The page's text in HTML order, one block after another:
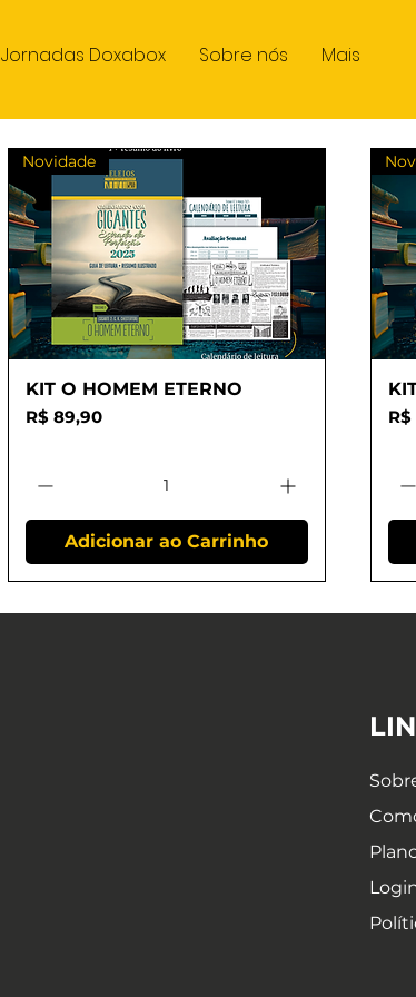
Jornadas Doxabox Sobre nós Mais
Visualização rápida
Novidade
KIT O HOMEM ETERNO
Preço
R$ 89,90
Adicionar ao Carrinho